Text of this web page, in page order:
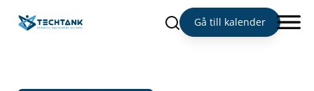
Sök Gå till kalender